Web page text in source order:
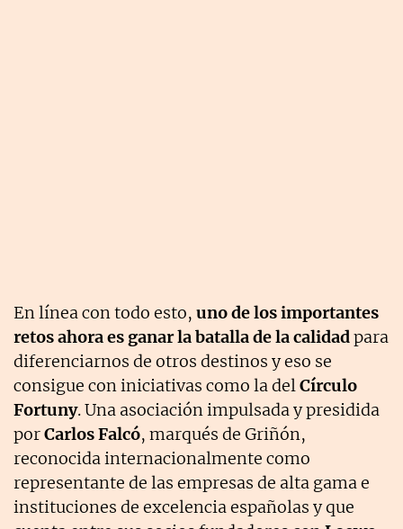
En línea con todo esto, uno de los importantes
retos ahora es ganar la batalla de la calidadpara
diferenciarnos de otros destinos y eso se
consigue con iniciativas como la delCírculo
Fortuny. Una asociación impulsada y presidida
porCarlos Falcó, marqués de Griñón,
reconocida internacionalmente como
representante de las empresas de alta gama e
instituciones de excelencia españolas y que